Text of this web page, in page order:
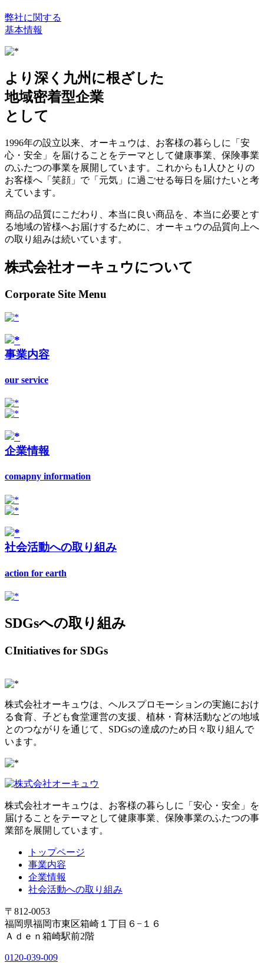
弊社に関する
基本情報
より深く九州に根ざした
地域密着型企業
として
1996年の設立以来、オーキュウは、お客様の暮らしに「安
心・安全」を届けることをテーマとして健康事業、保険事業
のふたつの事業を展開しています。これからも1人ひとりの
お客様へ「笑顔」で「元気」に過ごせる毎日を届けたいと考
えています。
商品の品質にこだわり、本当に良い商品を、本当に必要とす
る地域の皆様へお届けするために、オーキュウの品質向上へ
の取り組みは続いています。
株式会社オーキュウについて
Corporate Site Menu
事業内容
our service
企業情報
comapny information
社会活動への取り組み
action for earth
SDGsへの取り組み
CInitiatives for SDGs
株式会社オーキュウは、ヘルスプロモーションの実施におけ
る食育、子ども食堂運営の支援、植林・育林活動などの地域
とのつながりを通じて、SDGsの達成のため日々取り組んで
います。
株式会社オーキュウは、お客様の暮らしに「安心・安全」を
届けることをテーマとして健康事業、保険事業のふたつの事
業部を展開しています。
トップページ
事業内容
企業情報
社会活動への取り組み
〒812-0053
福岡県福岡市東区箱崎１丁目６−１６
Ａｄｅｎ箱崎駅前2階
0120-039-009